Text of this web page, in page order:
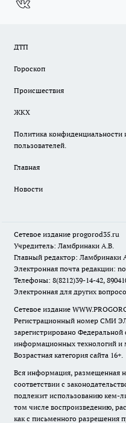
ДТП
Гороскоп
Происшествия
ЖКХ
Политика конфиденциальности
пользователей.
Главная
Новости
Сетевое издание progorod35.ru
Учредитель: Ламбринаки А.В.
Главный редактор: Ламбринаки
Электронная почта редакции:
Телефоны: 8(8212)39-14-42,
Электронная для других
Сетевое издание
Регистрационный номер СМИ
зарегистрировано
информационных технологий и
Возрастная категория сайта 16+.
Вся информация, размещенная
соответствии с
подлежит использованию кем-
том числе воспроизведению,
как с письменного разрешения